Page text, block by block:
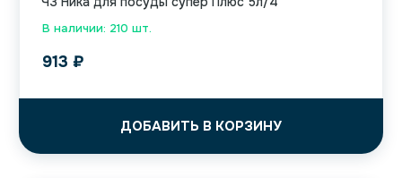
В наличии: 210 шт.
913 ₽
ДОБАВИТЬ В КОРЗИНУ